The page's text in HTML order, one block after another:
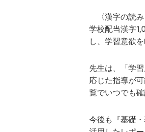
〈漢字の読み
学校配当漢字
し、学習意欲
先生は、「学
応じた指導が
覧でいつでも
今後も『基礎